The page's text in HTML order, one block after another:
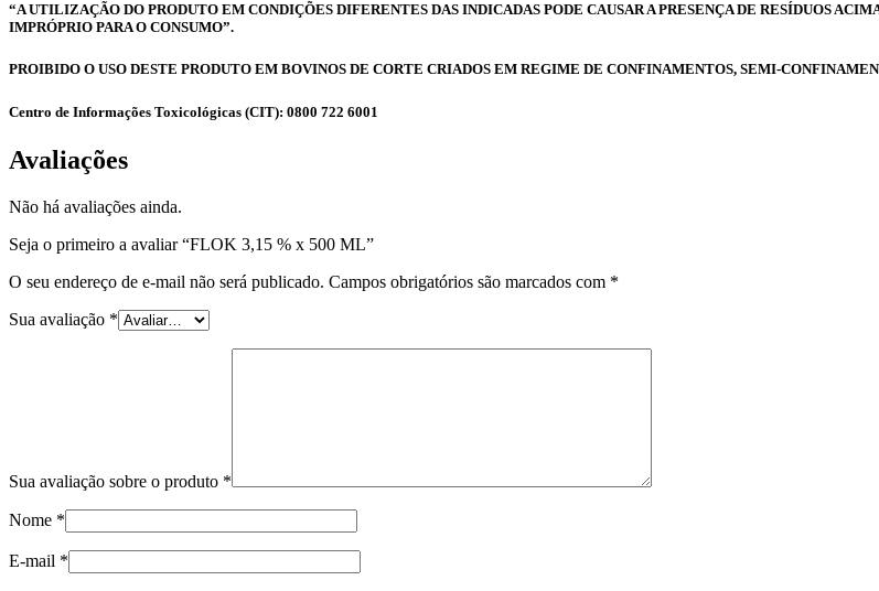
“A UTILIZAÇÃO DO PRODUTO EM CONDIÇÕES DIFERENTES DAS INDICADAS PODE CAUSAR A PRESENÇA DE RESÍDUOS
IMPRÓPRIO PARA O CONSUMO”.
PROIBIDO O USO DESTE PRODUTO EM BOVINOS DE CORTE CRIADOS EM REGIME DE CONFINAMENTOS, SEMI-
Centro de Informações Toxicológicas (CIT): 0800 722 6001
Avaliações
Não há avaliações ainda.
Seja o primeiro a avaliar “FLOK 3,15 % x 500 ML”
O seu endereço de e-mail não será publicado. Campos obrigatórios são marcados com *
Sua avaliação *
Sua avaliação sobre o produto *
Nome *
E-mail *